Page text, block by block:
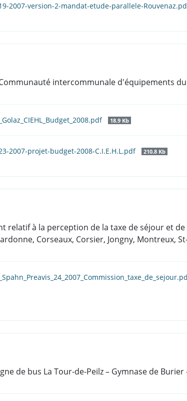
2007-version-2-mandat-etude-parallele-
intercommunale d'équipements du
18.9 Kb
2007-projet-budget-2008-C.I.E.H.L.pdf 210.8 Kb
relatif à la perception de la taxe de séjour et
Corseaux, Corsier, Jongny, Montreux,
de bus La Tour-de-Peilz – Gymnase de Burier